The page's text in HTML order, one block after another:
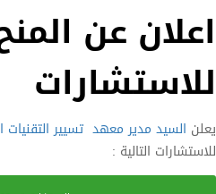
اعلان عن
للاستشارات
يعلن السيد مدير معهد تسيير التقنيات
للاستشارات التالية :